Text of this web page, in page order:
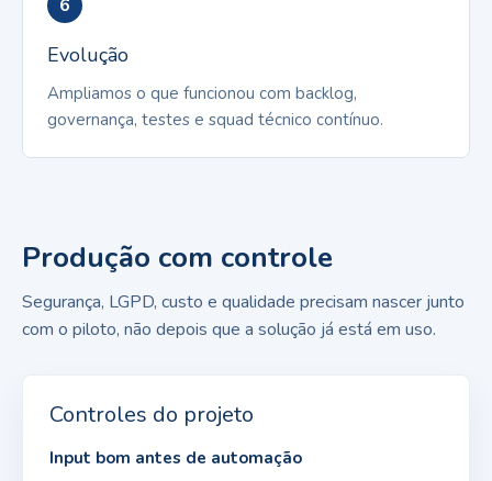
6
Evolução
Ampliamos o que funcionou com backlog,
governança, testes e squad técnico contínuo.
Produção com controle
Segurança, LGPD, custo e qualidade precisam nascer junto
com o piloto, não depois que a solução já está em uso.
Controles do projeto
Input bom antes de automação